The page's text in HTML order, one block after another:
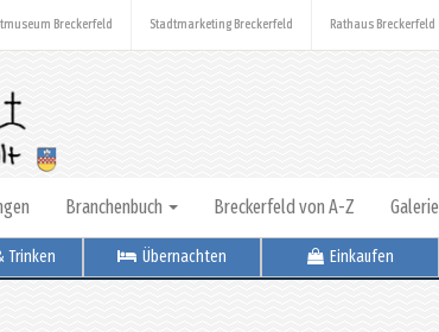
Breckerfeld Stadtmarketing Breckerfeld Rathaus Breckerfeld
Branchenbuch Breckerfeld von A-Z Galerie
Trinken Übernachten Einkaufen